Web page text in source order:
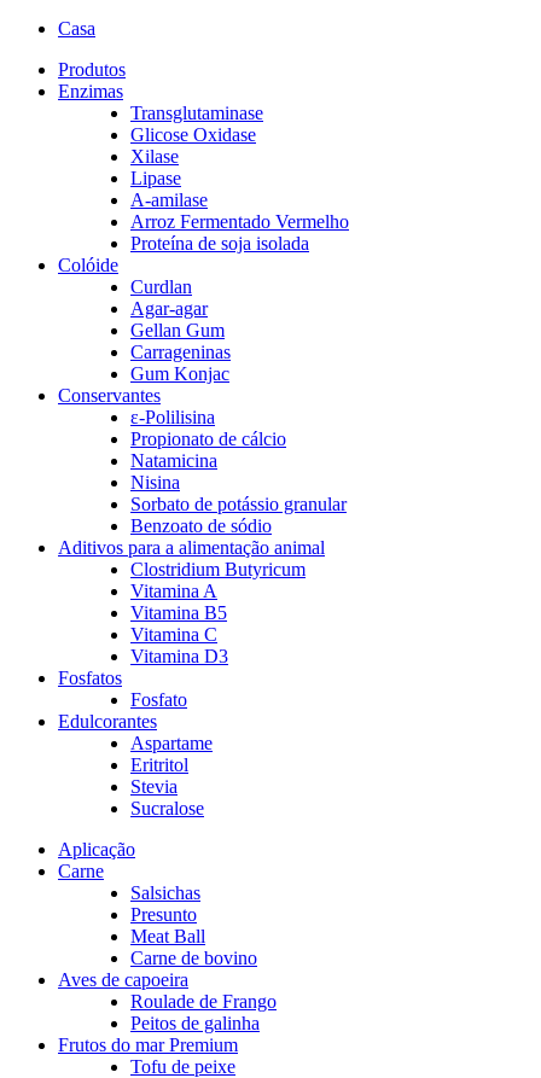
Casa
Produtos
Enzimas
Transglutaminase
Glicose Oxidase
Xilase
Lipase
A-amilase
Arroz Fermentado Vermelho
Proteína de soja isolada
Colóide
Curdlan
Agar-agar
Gellan Gum
Carrageninas
Gum Konjac
Conservantes
ε-Polilisina
Propionato de cálcio
Natamicina
Nisina
Sorbato de potássio granular
Benzoato de sódio
Aditivos para a alimentação animal
Clostridium Butyricum
Vitamina A
Vitamina B5
Vitamina C
Vitamina D3
Fosfatos
Fosfato
Edulcorantes
Aspartame
Eritritol
Stevia
Sucralose
Aplicação
Carne
Salsichas
Presunto
Meat Ball
Carne de bovino
Aves de capoeira
Roulade de Frango
Peitos de galinha
Frutos do mar Premium
Tofu de peixe